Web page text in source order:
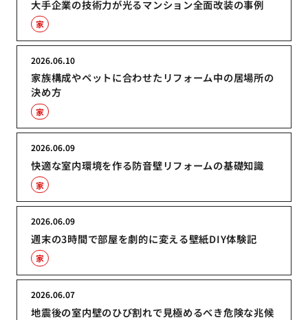
大手企業の技術力が光るマンション全面改装の事例
家
家族構成やペットに合わせたリフォーム中の居場所の
決め方
2026.06.10
家
快適な室内環境を作る防音壁リフォームの基礎知識
2026.06.09
家
週末の3時間で部屋を劇的に変える壁紙DIY体験記
2026.06.09
家
地震後の室内壁のひび割れで見極めるべき危険な兆候
2026.06.07